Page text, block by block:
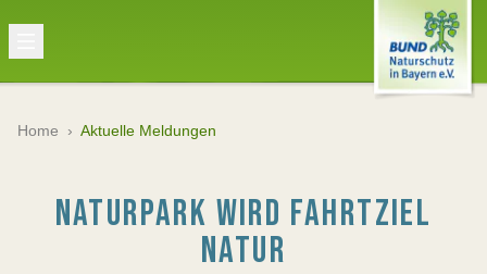
Home › Aktuelle Meldungen
NATURPARK WIRD FAHRTZIEL
NATUR